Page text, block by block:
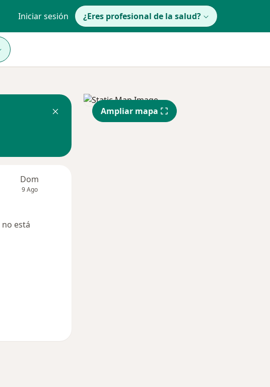
Iniciar sesión ¿Eres profesional de la salud?
Dom
9 Ago
no está
Ampliar mapa